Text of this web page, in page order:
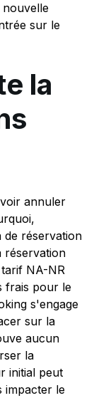
nouvelle
sur le
la
annuler
réservation
réservation
NA-NR
frais pour le
s'engage
sur la
aucun
la
initial peut
impacter le